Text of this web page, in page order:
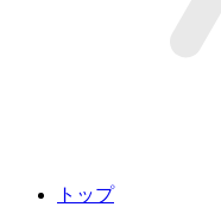
トップ